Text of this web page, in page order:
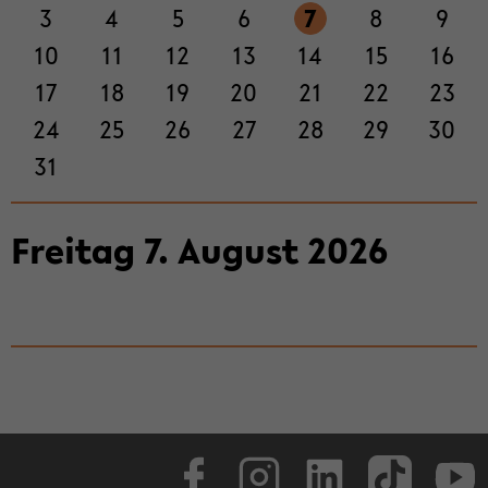
seln
3
4 5 6 7 8
9
10
11 12 13 14 15
16
17
18 19 20 21 22
23
24
25 26 27 28 29
30
31
Frei­tag 7. Au­gust2026
Face­book